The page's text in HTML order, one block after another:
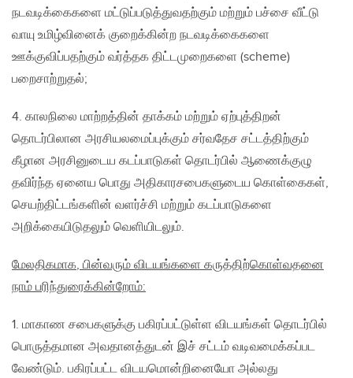
நடவடிக்கைகளை மட்டுப்படுத்துவதற்கும் மற்றும் பச்சை வீட்டு
வாயு உமிழ்வினைக் குறைக்கின்ற நடவடிக்கைகளை
ஊக்குவிப்பதற்கும் வர்த்தக திட்டமுறைகளை (scheme)
பறைசாற்றுதல்;
4. காலநிலை மாற்றத்தின் தாக்கம் மற்றும் ஏற்புத்திறன்
தொடர்பிலான அரசியலமைப்புக்கும் சர்வதேச சட்டத்திற்கும்
கீழான அரசினுடைய கடப்பாடுகள் தொடர்பில் ஆணைக்குழு
தவிர்ந்த ஏனைய பொது அதிகாரசபைகளுடைய கொள்கைகள்,
செயற்திட்டங்களின் வளர்ச்சி மற்றும் கடப்பாடுகளை
அறிக்கையிடுதலும் வெளியிடலும்.
மேலதிகமாக, பின்வரும் விடயங்களை கருத்திற்கொள்வதனை
நாம் பரிந்துரைக்கின்றோம்:
1. மாகாண சபைகளுக்கு பகிரப்பட்டுள்ள விடயங்கள் தொடர்பில்
பொருத்தமான அவதானத்துடன் இச் சட்டம் வடிவமைக்கப்பட
வேண்டும். பகிரப்பட்ட விடயமொன்றினையோ அல்லது